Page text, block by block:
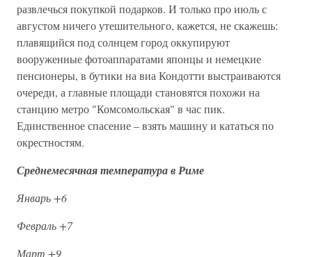
развлечься покупкой подарков. И только про июль с
августом ничего утешительного, кажется, не скажешь:
плавящийся под солнцем город оккупируют
вооруженные фотоаппаратами японцы и немецкие
пенсионеры, в бутики на виа Кондотти выстраиваются
очереди, а главные площади становятся похожи на
станцию метро "Комсомольская" в час пик.
Единственное спасение – взять машину и кататься по
окрестностям.
Среднемесячная температура в Риме
Январь +6
Февраль +7
Март +9